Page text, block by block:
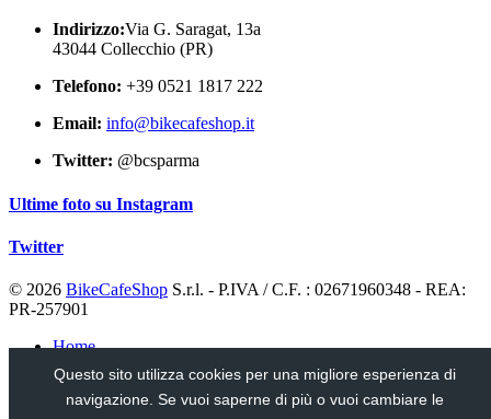
Indirizzo:Via G. Saragat, 13a
43044 Collecchio (PR)
Telefono: +39 0521 1817 222
Email: info@bikecafeshop.it
Twitter: @bcsparma
Ultime foto su Instagram
Twitter
© 2026 BikeCafeShop S.r.l. - P.IVA / C.F. : 02671960348 - REA:
PR-257901
Home
Notizie
Usato
Privacy
Questo sito utilizza cookies per una migliore esperienza di
navigazione. Se vuoi saperne di più o vuoi cambiare le